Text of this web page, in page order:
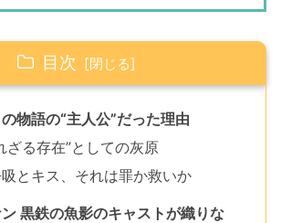
目次
物語の“主人公”だった理由
ざる存在”としての灰原
とキス、それは罪か救いか
黒鉄の魚影のキャストが織りな